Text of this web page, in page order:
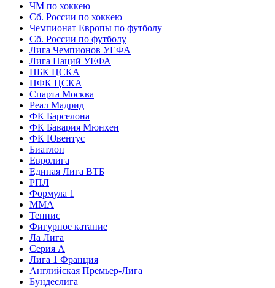
ЧМ по хоккею
Сб. России по хоккею
Чемпионат Европы по футболу
Сб. России по футболу
Лига Чемпионов УЕФА
Лига Наций УЕФА
ПБК ЦСКА
ПФК ЦСКА
Спарта Москва
Реал Мадрид
ФК Барселона
ФК Бавария Мюнхен
ФК Ювентус
Биатлон
Евролига
Единая Лига ВТБ
РПЛ
Формула 1
MMA
Теннис
Фигурное катание
Ла Лига
Серия А
Лига 1 Франция
Английская Премьер-Лига
Бундеслига